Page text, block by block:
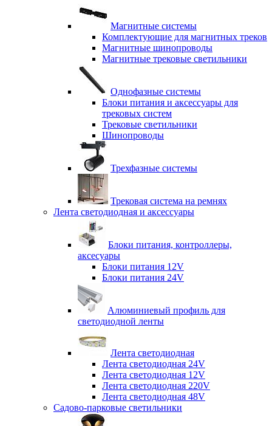
Магнитные системы
Комплектующие для магнитных треков
Магнитные шинопроводы
Магнитные трековые светильники
Однофазные системы
Блоки питания и аксессуары для
трековых систем
Трековые светильники
Шинопроводы
Трехфазные системы
Трековая система на ремнях
Лента светодиодная и аксессуары
Блоки питания, контроллеры,
аксесуары
Блоки питания 12V
Блоки питания 24V
Алюминиевый профиль для
светодиодной ленты
Лента светодиодная
Лента светодиодная 24V
Лента светодиодная 12V
Лента светодиодная 220V
Лента светодиодная 48V
Садово-парковые светильники